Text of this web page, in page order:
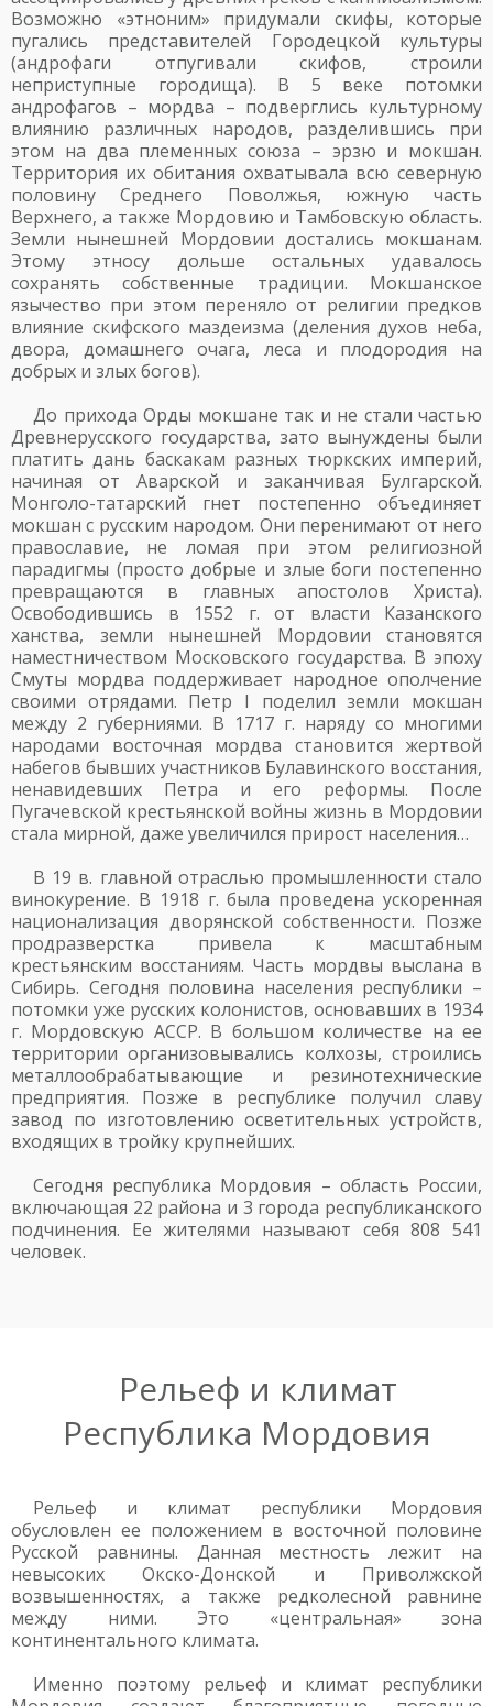
Возможно «этноним» придумали скифы, которые
пугались представителей Городецкой культуры
(андрофаги отпугивали скифов, строили
неприступные городища). В 5 веке потомки
андрофагов – мордва – подверглись культурному
влиянию различных народов, разделившись при
этом на два племенных союза – эрзю и мокшан.
Территория их обитания охватывала всю северную
половину Среднего Поволжья, южную часть
Верхнего, а также Мордовию и Тамбовскую область.
Земли нынешней Мордовии достались мокшанам.
Этому этносу дольше остальных удавалось
сохранять собственные традиции. Мокшанское
язычество при этом переняло от религии предков
влияние скифского маздеизма (деления духов неба,
двора, домашнего очага, леса и плодородия на
добрых и злых богов).
До прихода Орды мокшане так и не стали частью
Древнерусского государства, зато вынуждены были
платить дань баскакам разных тюркских империй,
начиная от Аварской и заканчивая Булгарской.
Монголо-татарский гнет постепенно объединяет
мокшан с русским народом. Они перенимают от него
православие, не ломая при этом религиозной
парадигмы (просто добрые и злые боги постепенно
превращаются в главных апостолов Христа).
Освободившись в 1552 г. от власти Казанского
ханства, земли нынешней Мордовии становятся
наместничеством Московского государства. В эпоху
Смуты мордва поддерживает народное ополчение
своими отрядами. Петр I поделил земли мокшан
между 2 губерниями. В 1717 г. наряду со многими
народами восточная мордва становится жертвой
набегов бывших участников Булавинского восстания,
ненавидевших Петра и его реформы. После
Пугачевской крестьянской войны жизнь в Мордовии
стала мирной, даже увеличился прирост населения…
В 19 в. главной отраслью промышленности стало
винокурение. В 1918 г. была проведена ускоренная
национализация дворянской собственности. Позже
продразверстка привела к масштабным
крестьянским восстаниям. Часть мордвы выслана в
Сибирь. Сегодня половина населения республики –
потомки уже русских колонистов, основавших в 1934
г. Мордовскую АССР. В большом количестве на ее
территории организовывались колхозы, строились
металлообрабатывающие и резинотехнические
предприятия. Позже в республике получил славу
завод по изготовлению осветительных устройств,
входящих в тройку крупнейших.
Сегодня республика Мордовия – область России,
включающая 22 района и 3 города республиканского
подчинения. Ее жителями называют себя 808 541
человек.
Рельеф и климат
Республика Мордовия
Рельеф и климат республики Мордовия
обусловлен ее положением в восточной половине
Русской равнины. Данная местность лежит на
невысоких Окско-Донской и Приволжской
возвышенностях, а также редколесной равнине
между ними. Это «центральная» зона
континентального климата.
Именно поэтому рельеф и климат республики